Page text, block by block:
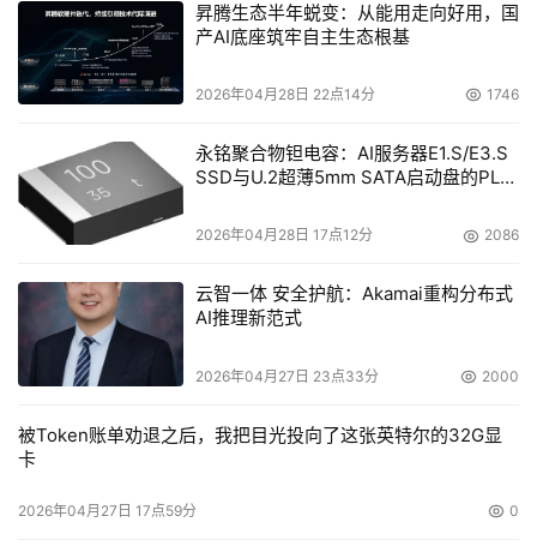
大，更新周期也比较长，只有对企业未来发展有清晰的把
握，才能使购买到的低价服务器既满足目前的需求，也能够
满足未来相当长时间内企业发展的需求，节省后续投资。
商，共同开发相应的功能服务器，把高端技术下移，做到功
能应用简单化、傻瓜化，同时让企业服务器以跑各种软件应
用为主，企业数据给予专门的优化处理。另外，必须给其IT
术问题。这样的话，中小企业服务器低价的困境才有可能得
到改善。
浪潮北京公司服务器产品总经理彭震告诉记者，SMB
部分去买服务器，过去他们也许有服务器，但都是用PC来
代替服务器，现在它要去升级自己的真正的服务器，那么第
一要求就是稳定可靠，虽然钱不是很多，但是要买一个服务
昇腾生态半年蜕变：从能用走向好用，国
产AI底座筑牢自主生态根基
2026年04月28日 22点14分 1746
永铭聚合物钽电容：AI服务器E1.S/E3.S
SSD与U.2超薄5mm SATA启动盘的PLP
2026年04月28日 17点12分 2086
云智一体 安全护航：Akamai重构分布式
AI推理新范式
2026年04月27日 23点33分 2000
被Token账单劝退之后，我把目光投向了这张英特尔的32G显
卡
2026年04月27日 17点59分 0